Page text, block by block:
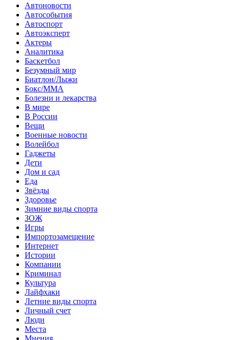
Автоновости
Автособытия
Автоспорт
Автоэксперт
Актеры
Аналитика
Баскетбол
Безумный мир
Биатлон/Лыжи
Бокс/MMA
Болезни и лекарства
В мире
В России
Вещи
Военные новости
Волейбол
Гаджеты
Дети
Дом и сад
Еда
Звёзды
Здоровье
Зимние виды спорта
ЗОЖ
Игры
Импортозамещение
Интернет
Истории
Компании
Криминал
Культура
Лайфхаки
Летние виды спорта
Личный счет
Люди
Места
Мнения